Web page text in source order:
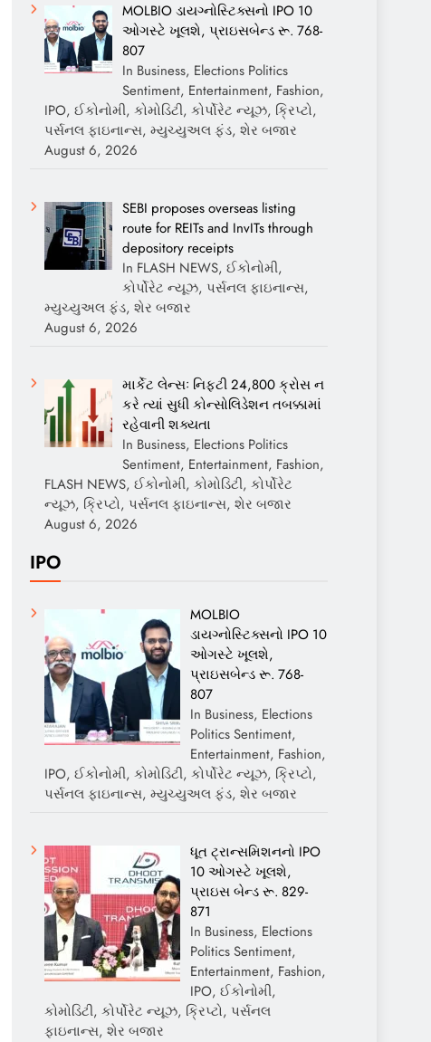
MOLBIO ડાયગ્નોસ્ટિક્સનો IPO 10
ઓગસ્ટે ખૂલશે, પ્રાઇસબેન્ડ રૂ. 768-
807
In Business, Elections Politics
Sentiment, Entertainment, Fashion,
IPO, ઈકોનોમી, કોમોડિટી, કોર્પોરેટ ન્યૂઝ, ક્રિપ્ટો,
પર્સનલ ફાઇનાન્સ, મ્યુચ્યુઅલ ફંડ, શેર બજાર
August 6, 2026
SEBI proposes overseas listing
route for REITs and InvITs through
depository receipts
In FLASH NEWS, ઈકોનોમી,
કોર્પોરેટ ન્યૂઝ, પર્સનલ ફાઇનાન્સ,
મ્યુચ્યુઅલ ફંડ, શેર બજાર
August 6, 2026
માર્કેટ લેન્સઃ નિફ્ટી 24,800 ક્રોસ ન
કરે ત્યાં સુધી કોન્સોલિડેશન તબક્કામાં
રહેવાની શક્યતા
In Business, Elections Politics
Sentiment, Entertainment, Fashion,
FLASH NEWS, ઈકોનોમી, કોમોડિટી, કોર્પોરેટ
ન્યૂઝ, ક્રિપ્ટો, પર્સનલ ફાઇનાન્સ, શેર બજાર
August 6, 2026
IPO
MOLBIO
ડાયગ્નોસ્ટિક્સનો IPO 10
ઓગસ્ટે ખૂલશે,
પ્રાઇસબેન્ડ રૂ. 768-
807
In Business, Elections
Politics Sentiment,
Entertainment, Fashion,
IPO, ઈકોનોમી, કોમોડિટી, કોર્પોરેટ ન્યૂઝ, ક્રિપ્ટો,
પર્સનલ ફાઇનાન્સ, મ્યુચ્યુઅલ ફંડ, શેર બજાર
ધૂત ટ્રાન્સમિશનનો IPO
10 ઓગસ્ટે ખૂલશે,
પ્રાઇસ બેન્ડ રૂ. 829-
871
In Business, Elections
Politics Sentiment,
Entertainment, Fashion,
IPO, ઈકોનોમી,
કોમોડિટી, કોર્પોરેટ ન્યૂઝ, ક્રિપ્ટો, પર્સનલ
ફાઇનાન્સ, શેર બજાર